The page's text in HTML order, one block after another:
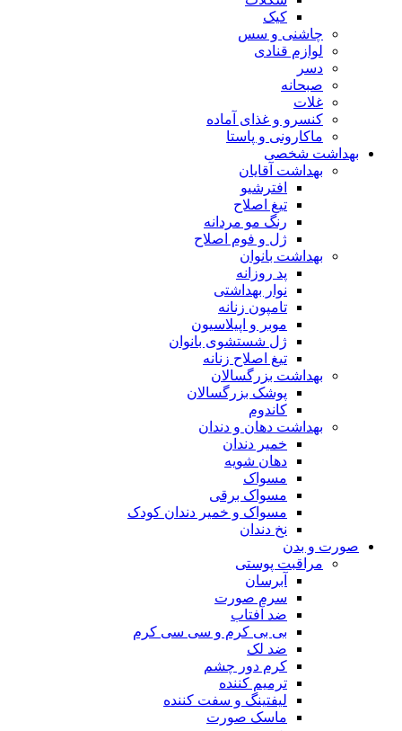
کیک
چاشنی و سس
لوازم قنادی
دسر
صبحانه
غلات
کنسرو و غذای آماده
ماکارونی و پاستا
بهداشت شخصی
بهداشت آقایان
افترشیو
تیغ اصلاح
رنگ مو مردانه
ژل و فوم اصلاح
بهداشت بانوان
پد روزانه
نوار بهداشتی
تامپون زنانه
موبر و اپیلاسیون
ژل شستشوی بانوان
تیغ اصلاح زنانه
بهداشت بزرگسالان
پوشک بزرگسالان
کاندوم
بهداشت دهان و دندان
خمیر دندان
دهان شویه
مسواک
مسواک برقی
مسواک و خمیر دندان کودک
نخ دندان
صورت و بدن
مراقبت پوستی
آبرسان
سرم صورت
ضد آفتاب
بی بی کرم و سی سی کرم
ضد لک
کرم دور چشم
ترمیم کننده
لیفتینگ و سفت کننده
ماسک صورت